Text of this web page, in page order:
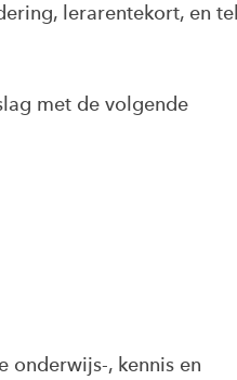
lerarentekort, en
met de volgende
onderwijs-, kennis en